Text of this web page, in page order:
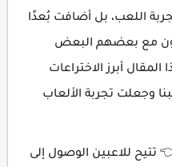
اللعب، بل أضافت بُعدًا
مع بعضهم البعض
أبرز الاختراعات
وجعلت تجربة الألعاب
تتيح للاعبين الوصول إلى